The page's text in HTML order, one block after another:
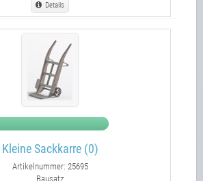
Details
Kleine Sackkarre (0)
Artikelnummer: 25695
Bausatz